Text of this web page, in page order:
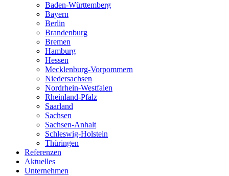
Baden-Württemberg
Bayern
Berlin
Brandenburg
Bremen
Hamburg
Hessen
Mecklenburg-Vorpommern
Niedersachsen
Nordrhein-Westfalen
Rheinland-Pfalz
Saarland
Sachsen
Sachsen-Anhalt
Schleswig-Holstein
Thüringen
Referenzen
Aktuelles
Unternehmen